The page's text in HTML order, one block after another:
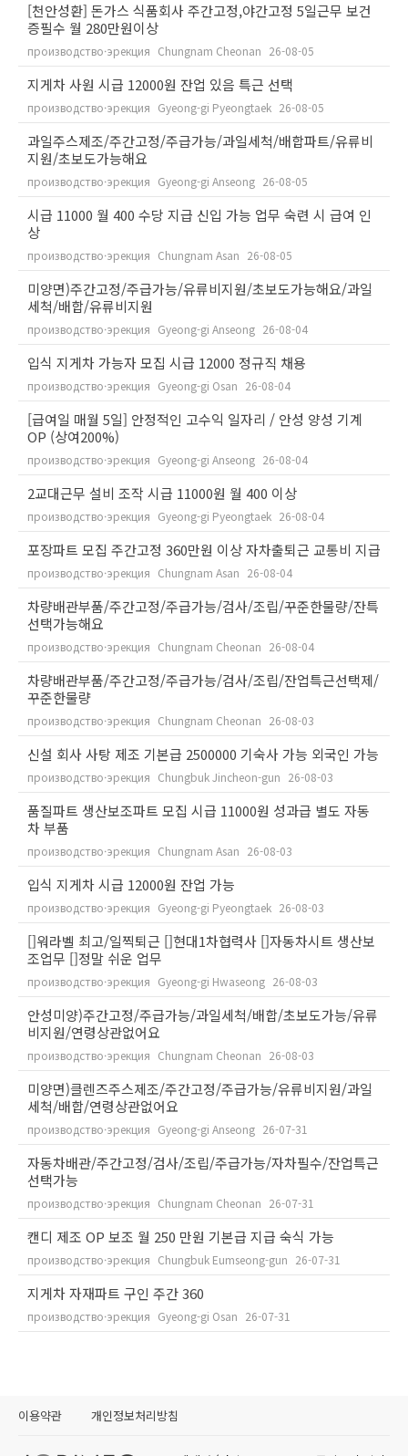
[천안성환] 돈가스 식품회사 주간고정,야간고정 5일근무 보건
증필수 월 280만원이상
производство·эрекция Chungnam Cheonan 26-08-05
지게차 사원 시급 12000원 잔업 있음 특근 선택
производство·эрекция Gyeong-gi Pyeongtaek 26-08-05
과일주스제조/주간고정/주급가능/과일세척/배합파트/유류비
지원/초보도가능해요
производство·эрекция Gyeong-gi Anseong 26-08-05
시급 11000 월 400 수당 지급 신입 가능 업무 숙련 시 급여 인
상
производство·эрекция Chungnam Asan 26-08-05
미양면)주간고정/주급가능/유류비지원/초보도가능해요/과일
세척/배합/유류비지원
производство·эрекция Gyeong-gi Anseong 26-08-04
입식 지게차 가능자 모집 시급 12000 정규직 채용
производство·эрекция Gyeong-gi Osan 26-08-04
[급여일 매월 5일] 안정적인 고수익 일자리 / 안성 양성 기계
OP (상여200%)
производство·эрекция Gyeong-gi Anseong 26-08-04
2교대근무 설비 조작 시급 11000원 월 400 이상
производство·эрекция Gyeong-gi Pyeongtaek 26-08-04
포장파트 모집 주간고정 360만원 이상 자차출퇴근 교통비 지급
производство·эрекция Chungnam Asan 26-08-04
차량배관부품/주간고정/주급가능/검사/조립/꾸준한물량/잔특
선택가능해요
производство·эрекция Chungnam Cheonan 26-08-04
차량배관부품/주간고정/주급가능/검사/조립/잔업특근선택제/
꾸준한물량
производство·эрекция Chungnam Cheonan 26-08-03
신설 회사 사탕 제조 기본급 2500000 기숙사 가능 외국인 가능
производство·эрекция Chungbuk Jincheon-gun 26-08-03
품질파트 생산보조파트 모집 시급 11000원 성과급 별도 자동
차 부품
производство·эрекция Chungnam Asan 26-08-03
입식 지게차 시급 12000원 잔업 가능
производство·эрекция Gyeong-gi Pyeongtaek 26-08-03
[]워라벨 최고/일찍퇴근 []현대1차협력사 []자동차시트 생산보
조업무 []정말 쉬운 업무
производство·эрекция Gyeong-gi Hwaseong 26-08-03
안성미양)주간고정/주급가능/과일세척/배합/초보도가능/유류
비지원/연령상관없어요
производство·эрекция Chungnam Cheonan 26-08-03
미양면)클렌즈주스제조/주간고정/주급가능/유류비지원/과일
세척/배합/연령상관없어요
производство·эрекция Gyeong-gi Anseong 26-07-31
자동차배관/주간고정/검사/조립/주급가능/자차필수/잔업특근
선택가능
производство·эрекция Chungnam Cheonan 26-07-31
캔디 제조 OP 보조 월 250 만원 기본급 지급 숙식 가능
производство·эрекция Chungbuk Eumseong-gun 26-07-31
지게차 자재파트 구인 주간 360
производство·эрекция Gyeong-gi Osan 26-07-31
이용약관 개인정보처리방침